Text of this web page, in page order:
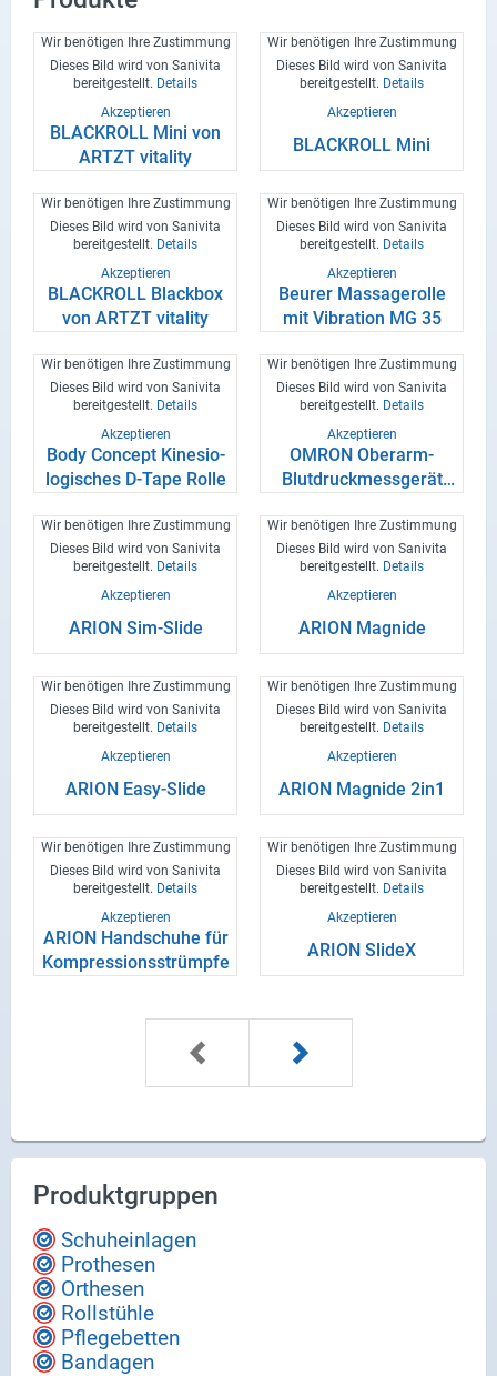
Wir benötigen Ihre Zustimmung
Dieses Bild wird von Sanivita
bereitgestellt. Details
Akzeptieren
BLACK­ROLL Mini von
ARTZT vi­ta­li­ty
Wir benötigen Ihre Zustimmung
Dieses Bild wird von Sanivita
bereitgestellt. Details
Akzeptieren
BLACK­ROLL Mini
Wir benötigen Ihre Zustimmung
Dieses Bild wird von Sanivita
bereitgestellt. Details
Akzeptieren
BLACK­ROLL Black­box
von ARTZT vi­ta­li­ty
Wir benötigen Ihre Zustimmung
Dieses Bild wird von Sanivita
bereitgestellt. Details
Akzeptieren
Beu­rer Mas­sa­ge­rol­le
mit Vi­bra­ti­on MG 35
Wir benötigen Ihre Zustimmung
Dieses Bild wird von Sanivita
bereitgestellt. Details
Akzeptieren
Body Con­cept Ki­ne­sio­
lo­gi­sches D-​Tape Rolle
Wir benötigen Ihre Zustimmung
Dieses Bild wird von Sanivita
bereitgestellt. Details
Akzeptieren
OMRON Oberarm-​
Blutdruckmessgerät
Funktion
Wir benötigen Ihre Zustimmung
Dieses Bild wird von Sanivita
bereitgestellt. Details
Akzeptieren
ARION Sim-​Slide
Wir benötigen Ihre Zustimmung
Dieses Bild wird von Sanivita
bereitgestellt. Details
Akzeptieren
ARION Ma­g­ni­de
Wir benötigen Ihre Zustimmung
Dieses Bild wird von Sanivita
bereitgestellt. Details
Akzeptieren
ARION Easy-​Slide
Wir benötigen Ihre Zustimmung
Dieses Bild wird von Sanivita
bereitgestellt. Details
Akzeptieren
ARION Ma­g­ni­de 2in1
Wir benötigen Ihre Zustimmung
Dieses Bild wird von Sanivita
bereitgestellt. Details
Akzeptieren
ARION Hand­schu­he für
Kom­pres­si­ons­strümp­fe
Wir benötigen Ihre Zustimmung
Dieses Bild wird von Sanivita
bereitgestellt. Details
Akzeptieren
ARION Sli­deX
Produktgruppen
Schuheinlagen
Prothesen
Orthesen
Rollstühle
Pflegebetten
Bandagen